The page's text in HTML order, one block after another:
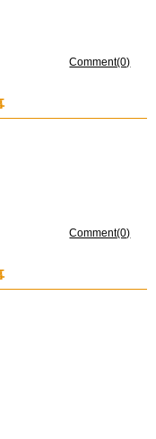
Comment(0)
Comment(0)